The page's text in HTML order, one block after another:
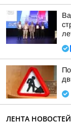
ЛЕНТА НОВОСТЕЙ